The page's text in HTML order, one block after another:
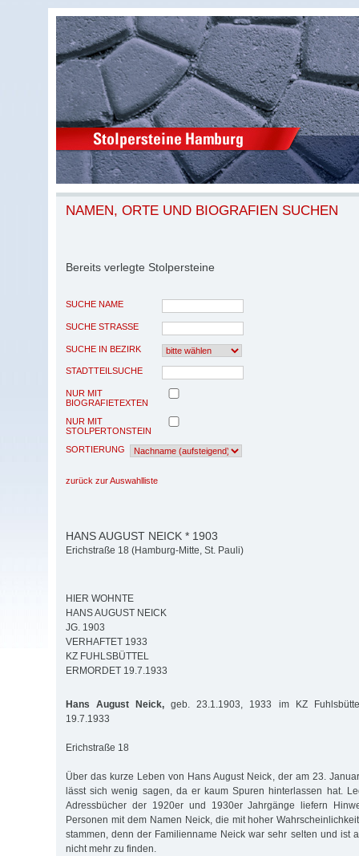
NAMEN, ORTE UND BIOGRAFIEN SUCHEN
Bereits verlegte Stolpersteine
SUCHE NAME
SUCHE STRASSE
SUCHE IN BEZIRK
STADTTEILSUCHE
NUR MIT
BIOGRAFIETEXTEN
NUR MIT
STOLPERTONSTEIN
SORTIERUNG
zurück zur Auswahlliste
HANS AUGUST NEICK * 1903
Erichstraße 18 (Hamburg-Mitte, St. Pauli)
HIER WOHNTE
HANS AUGUST NEICK
JG. 1903
VERHAFTET 1933
KZ FUHLSBÜTTEL
ERMORDET 19.7.1933
Hans August Neick, geb. 23.1.1903, 1933 im KZ
19.7.1933
Erichstraße 18
Über das kurze Leben von Hans August Neick, der am 23.
lässt sich wenig sagen, da er kaum Spuren hinterlassen hat.
Adressbücher der 1920er und 1930er Jahrgänge liefern
Personen mit dem Namen Neick, die mit hoher
stammen, denn der Familienname Neick war sehr selten und ist
nicht mehr zu finden.